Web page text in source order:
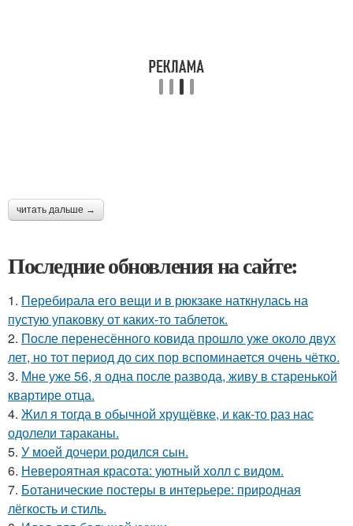
читать дальше →
Последние обновления на сайте:
1. Перебирала его вещи и в рюкзаке наткнулась на
пустую упаковку от каких-то таблеток.
2. После перенесённого ковида прошло уже около двух
лет, но тот период до сих пор вспоминается очень чётко.
3. Мне уже 56, я одна после развода, живу в старенькой
квартире отца.
4. Жил я тогда в обычной хрущёвке, и как-то раз нас
одолели тараканы.
5. У моей дочери родился сын.
6. Невероятная красота: уютный холл с видом.
7. Ботанические постеры в интерьере: природная
лёгкость и стиль.